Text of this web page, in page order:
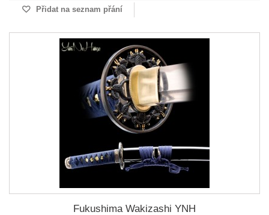
Přidat na seznam přání
Fukushima Wakizashi YNH